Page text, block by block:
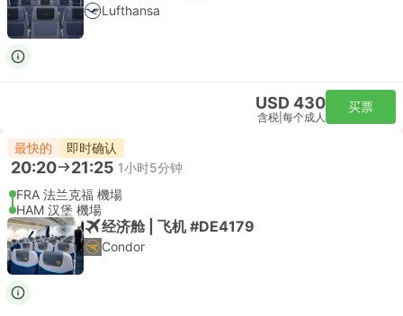
Lufthansa
USD 430
含税 每个成人
买票
最快的 即时确认
20:20 21:25 1小时5分钟
FRA 法兰克福 機場
HAM 汉堡 機場
经济舱 | 飞机 #DE4179
Condor